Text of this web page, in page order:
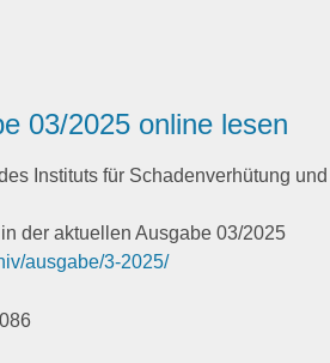
03/2025 online lesen
Instituts für Schadenverhütung
der aktuellen Ausgabe 03/2025
ausgabe/3-2025/